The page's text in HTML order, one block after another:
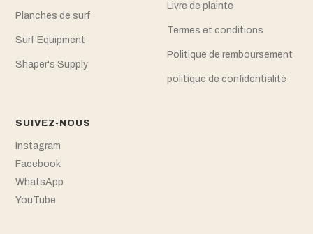
Planches de surf
Surf Equipment
Shaper's Supply
Livre de plainte
Termes et conditions
Politique de remboursement
politique de confidentialité
SUIVEZ-NOUS
Instagram
Facebook
WhatsApp
YouTube